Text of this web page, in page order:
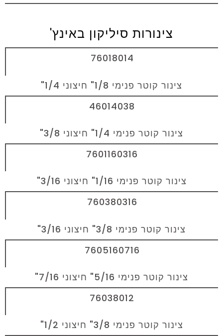
צינורות סיליקון באינץ'
76018014
צינור קוטר פנימי 1/8" חיצוני 1/4"
46014038
צינור קוטר פנימי 1/4" חיצוני 3/8"
7601160316
צינור קוטר פנימי 1/16" חיצוני 3/16"
760380316
צינור קוטר פנימי 3/8" חיצוני 3/16"
7605160716
צינור קוטר פנימי 5/16" חיצוני 7/16"
76038012
צינור קוטר פנימי 3/8" חיצוני 1/2"